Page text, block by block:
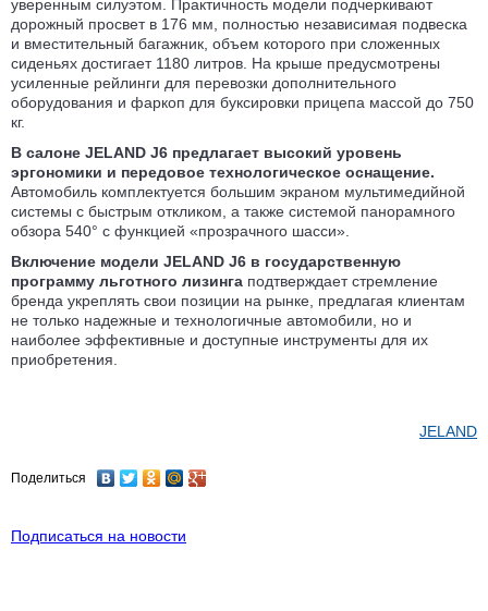
уверенным силуэтом. Практичность модели подчеркивают
дорожный просвет в 176 мм, полностью независимая подвеска
и вместительный багажник, объем которого при сложенных
сиденьях достигает 1180 литров. На крыше предусмотрены
усиленные рейлинги для перевозки дополнительного
оборудования и фаркоп для буксировки прицепа массой до 750
кг.
В салоне JELAND J6 предлагает высокий уровень
эргономики и передовое технологическое оснащение.
Автомобиль комплектуется большим экраном мультимедийной
системы с быстрым откликом, а также системой панорамного
обзора 540° с функцией «прозрачного шасси».
Включение модели JELAND J6 в государственную
программу льготного лизинга подтверждает стремление
бренда укреплять свои позиции на рынке, предлагая клиентам
не только надежные и технологичные автомобили, но и
наиболее эффективные и доступные инструменты для их
приобретения.
JELAND
Поделиться
Подписаться на новости